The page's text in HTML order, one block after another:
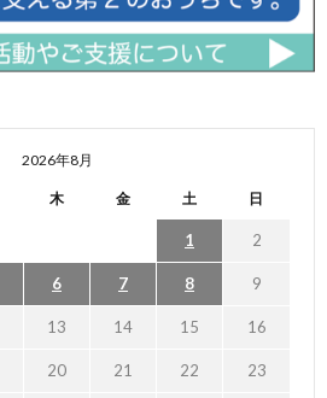
2026年8月
木 金 土 日
1 2
6 7 8 9
13 14 15 16
20 21 22 23